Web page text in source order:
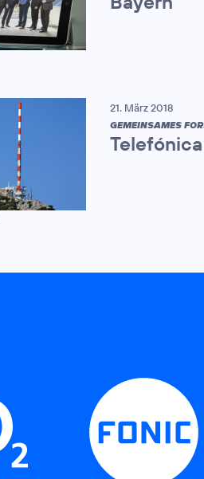
21. März 2018
GEMEINSAMES